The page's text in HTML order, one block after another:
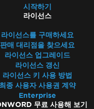
시작하기
라이선스
라이선스를 구매하세요
판매 대리점을 찾으세요
라이선스 업그레이드
라이선스 갱신
라이선스 키 사용 방법
최종 사용자 사용권 계약
Enterprise
무료 사용해 보기